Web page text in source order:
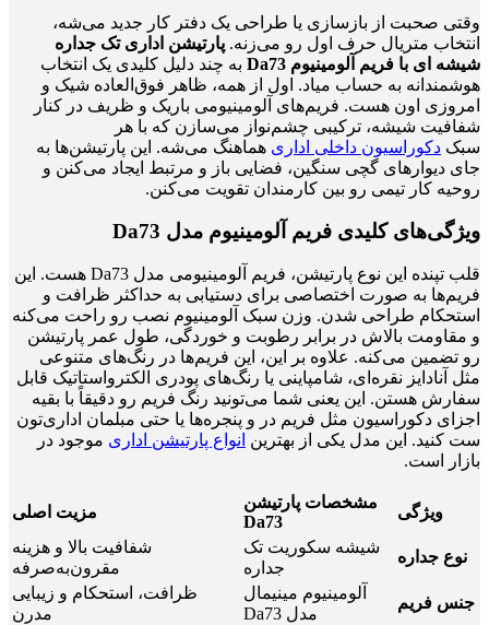
وقتی صحبت از بازسازی یا طراحی یک دفتر کار جدید می‌شه،
انتخاب متریال حرف اول رو می‌زنه. پارتیشن اداری تک جداره
شیشه ای با فریم آلومینیوم Da73
به چند دلیل کلیدی یک انتخاب
هوشمندانه به حساب میاد. اول از همه، ظاهر فوق‌العاده شیک و
امروزی اون هست. فریم‌های آلومینیومی باریک و ظریف در کنار
شفافیت شیشه، ترکیبی چشم‌نواز می‌سازن که با هر
سبک دکوراسیون داخلی اداری هماهنگ می‌شه. این پارتیشن‌ها به
جای دیوار‌های گچی سنگین، فضایی باز و مرتبط ایجاد می‌کنن و
روحیه کار تیمی رو بین کارمندان تقویت می‌کنن.
ویژگی‌های کلیدی فریم آلومینیوم مدل Da73
قلب تپنده این نوع پارتیشن، فریم آلومینیومی مدل Da73 هست. این
فریم‌ها به صورت اختصاصی برای دستیابی به حداکثر ظرافت و
استحکام طراحی شدن. وزن سبک آلومینیوم نصب رو راحت می‌کنه
و مقاومت بالاش در برابر رطوبت و خوردگی، طول عمر پارتیشن
رو تضمین می‌کنه. علاوه بر این، این فریم‌ها در رنگ‌های متنوعی
مثل آنادایز نقره‌ای، شامپاینی یا رنگ‌های پودری الکترواستاتیک قابل
سفارش هستن. این یعنی شما می‌تونید رنگ فریم رو دقیقاً با بقیه
اجزای دکوراسیون مثل فریم در و پنجره‌ها یا حتی مبلمان اداری‌تون
ست کنید. این مدل یکی از بهترین انواع پارتیشن اداری موجود در
بازار است.
ویژگی
مشخصات پارتیشن
Da73
مزیت اصلی
نوع جداره
شیشه سکوریت تک
جداره
شفافیت بالا و هزینه
مقرون‌به‌صرفه
جنس فریم
آلومینیوم مینیمال
مدل Da73
ظرافت، استحکام و زیبایی
مدرن